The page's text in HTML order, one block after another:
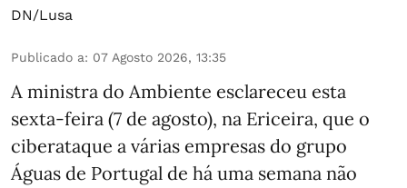
DN/Lusa
Publicado a: 07 Agosto 2026, 13:35
A ministra do Ambiente esclareceu esta
sexta-feira (7 de agosto), na Ericeira, que o
ciberataque a várias empresas do grupo
Águas de Portugal de há uma semana não